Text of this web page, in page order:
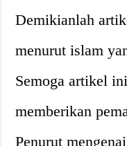
Demikianlah
menurut islam
Semoga artikel
memberikan
Penurut